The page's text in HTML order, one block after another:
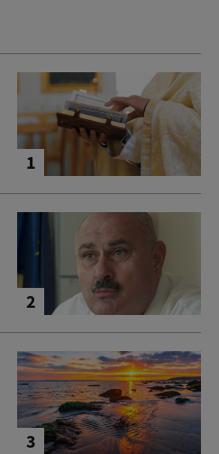
1
2
3